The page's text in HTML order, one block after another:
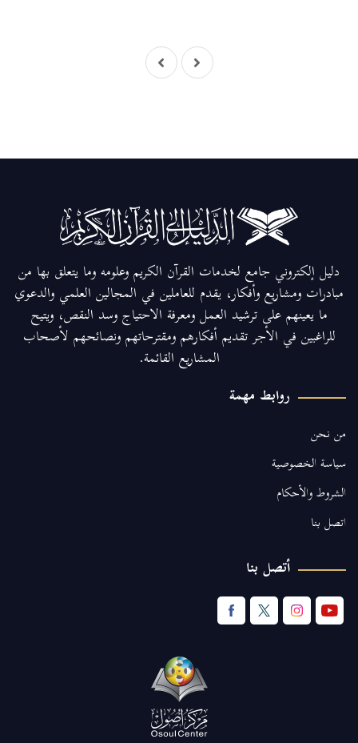
دليل إلكتروني جامع لخدمات القرآن الكريم وعلومه وما يتعلق بها من
مبادرات ومشاريع وأفكار، يقدم للعاملين في المجالين العلمي والدعوي
ما يعينهم على ترشيد العمل ومعرفة الاحتياج وسد النقص، ويتيح
للراغبين في الأجر تقديم أفكارهم ومقترحاتهم ونصائحهم لأصحاب
المشاريع القائمة.
روابط مهمة
من نحن
سياسة الخصوصية
الشروط والأحكام
اتصل بنا
أتصل بنا